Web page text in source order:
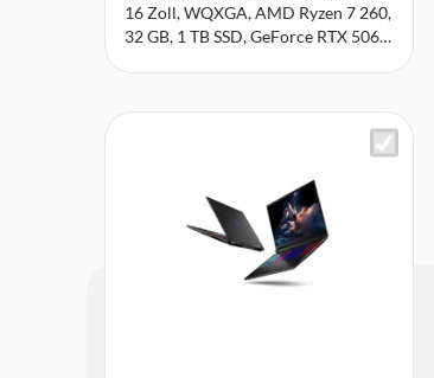
16 Zoll, WQXGA, AMD Ryzen 7 260,
32 GB, 1 TB SSD, GeForce RTX 5060